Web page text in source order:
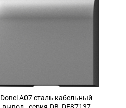
Donel A07 сталь кабельный